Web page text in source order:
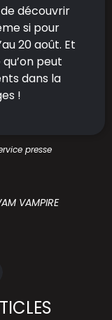
découvrir
si pour
20 août. Et
peut
dans la
!
presse
VAMPIRE